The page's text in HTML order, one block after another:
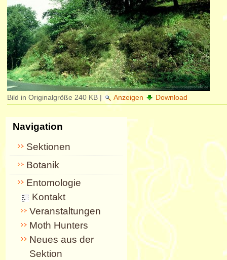
Bild in Originalgröße 240 KB| Anzeigen Download
Navigation
Sektionen
Botanik
Entomologie
Kontakt
Veranstaltungen
Moth Hunters
Neues aus der
Sektion